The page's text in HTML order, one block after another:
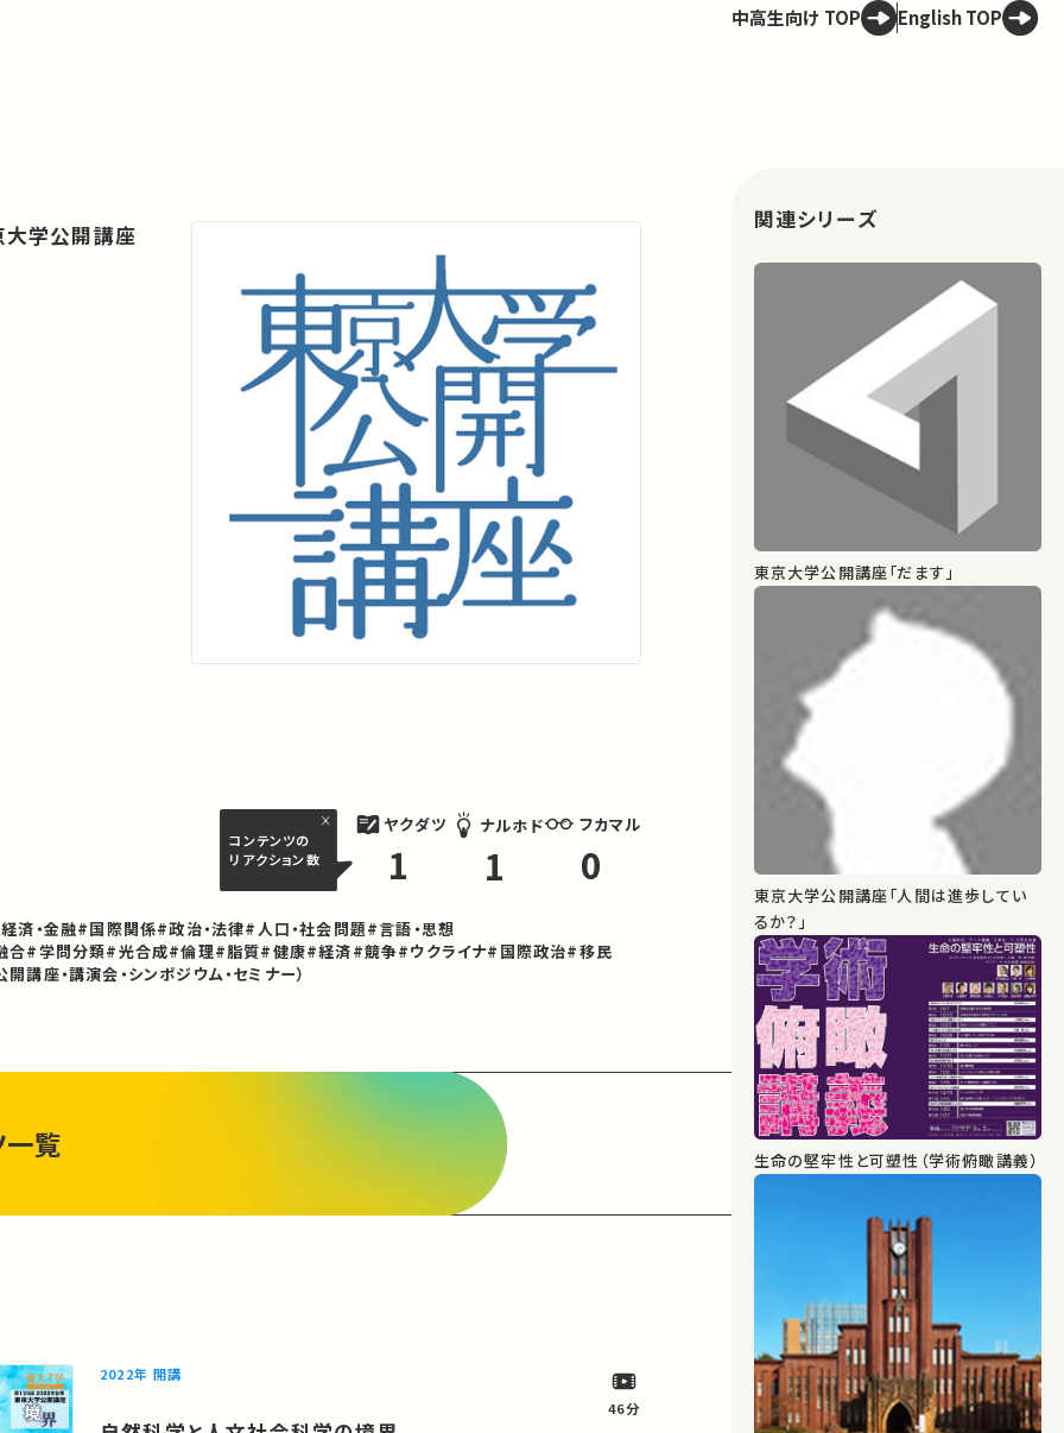
中高生向け TOP English TOP
大学公開講座
コンテンツの
リアクション数
ヤクダツ
1
ナルホド
1
フカマル
0
済・金融#国際関係#政治・法律#人口・社会問題#言語・思想
合#学問分類#光合成#倫理#脂質#健康#経済#競争#ウクライナ#国際政治#移民
講座・講演会・シンポジウム・セミナー）
一覧
2022年 開講
46分
関連シリーズ
東京大学公開講座「だます」
東京大学公開講座「人間は進歩してい
るか？」
生命の堅牢性と可塑性（学術俯瞰講義）